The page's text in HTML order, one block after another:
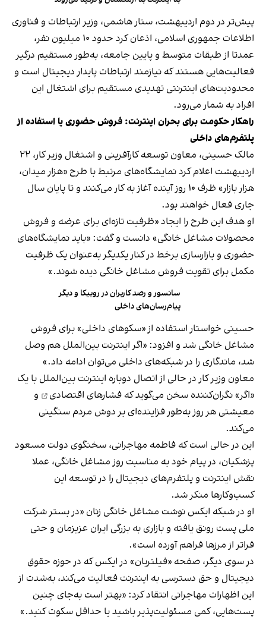
پیش‌تر در دوم اردیبهشت، ستار هاشمی، وزير ارتباطات و فناوری
اطلاعات جمهوری اسلامی، اذعان کرد حدود ۱۰ میلیون نفر،
عمدتا از طبقات متوسط و پایین جامعه، به‌طور مستقیم درگیر
فعالیت‌هایی هستند که نیازمند ارتباطات پایدار دیجیتال است و
محدودیت‌های اینترنتی تهدیدی مستقیم برای اشتغال این
افراد به شمار می‌رود.
راهکار حکومت برای بحران اینترنت: فروش حضوری یا استفاده از
پلتفرم‌های داخلی
مالک حسینی، معاون توسعه کارآفرینی و اشتغال وزیر کار، ۲۲
اردیبهشت اعلام کرد نمایشگاه‌های مرتبط با طرح «هزار میدان،
هزار بازار» ظرف ۱۰ روز آینده آغاز به کار می‌کنند و تا پایان سال
جاری فعال خواهند بود.
او هدف این طرح را ایجاد «ظرفیت تازه‌ای برای عرضه و فروش
محصولات مشاغل خانگی» دانست و گفت: «باید نمایشگاه‌های
حضوری و بازارسازی برخط در کنار یکدیگر به‌عنوان یک ظرفیت
مکمل برای تقویت فروش مشاغل خانگی دیده شوند.»
سانسور و رصد کاربران در روبیکا و دیگر
پیام‌رسان‌های داخلی
حسینی خواستار استفاده از «سکو‌های داخلی» برای فروش
مشاغل خانگی شد و افزود: «اگر اینترنت بین‌الملل هم وصل
شد، ماندگاری را در شبکه‌های داخلی می‌توان ادامه داد.»
معاون وزیر کار در حالی از اتصال دوباره اینترنت بین‌الملل با یک
«اگر» نگران‌کننده سخن می‌گوید که فشارهای اقتصادی
و
معیشتی هر روز به‌طور فزاینده‌ای بر دوش مردم سنگینی
می‌کند.
این در حالی است که فاطمه مهاجرانی، سخنگوی دولت مسعود
پزشکیان، در پیام خود به مناسبت روز مشاغل خانگی، عملا
نقش اینترنت و پلتفرم‌های دیجیتال را در توسعه این
کسب‌وکارها منکر شد.
او در شبکه ایکس نوشت مشاغل خانگی زنان «در بستر شرکت
ملی پست رونق یافته و بازاری به بزرگی ایران عزیزمان و حتی
فراتر از مرزها فراهم آورده است».
در سوی دیگر، صفحه «فیلتربان» در ایکس که در حوزه حقوق
دیجیتال و حق دسترسی به اینترنت فعالیت می‌کند، به‌شدت از
این اظهارات مهاجرانی انتقاد کرد: «بهتر است به‌جای چنین
پست‌هایی، کمی مسئولیت‌پذیر باشید یا حداقل سکوت کنید.»